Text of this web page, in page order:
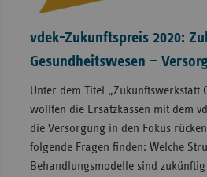
vdek-Zukunftspreis 2020:
Gesundheitswesen –
Unter dem Titel „Zukunftswerkstatt
wollten die Ersatzkassen mit dem
die Versorgung in den Fokus
folgende Fragen finden: Welche
Behandlungsmodelle sind